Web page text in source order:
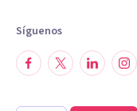
Síguenos